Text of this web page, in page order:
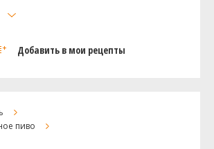
Добавить в мои рецепты
Pale Ale
Пилзнер
Пшеничный
пиво